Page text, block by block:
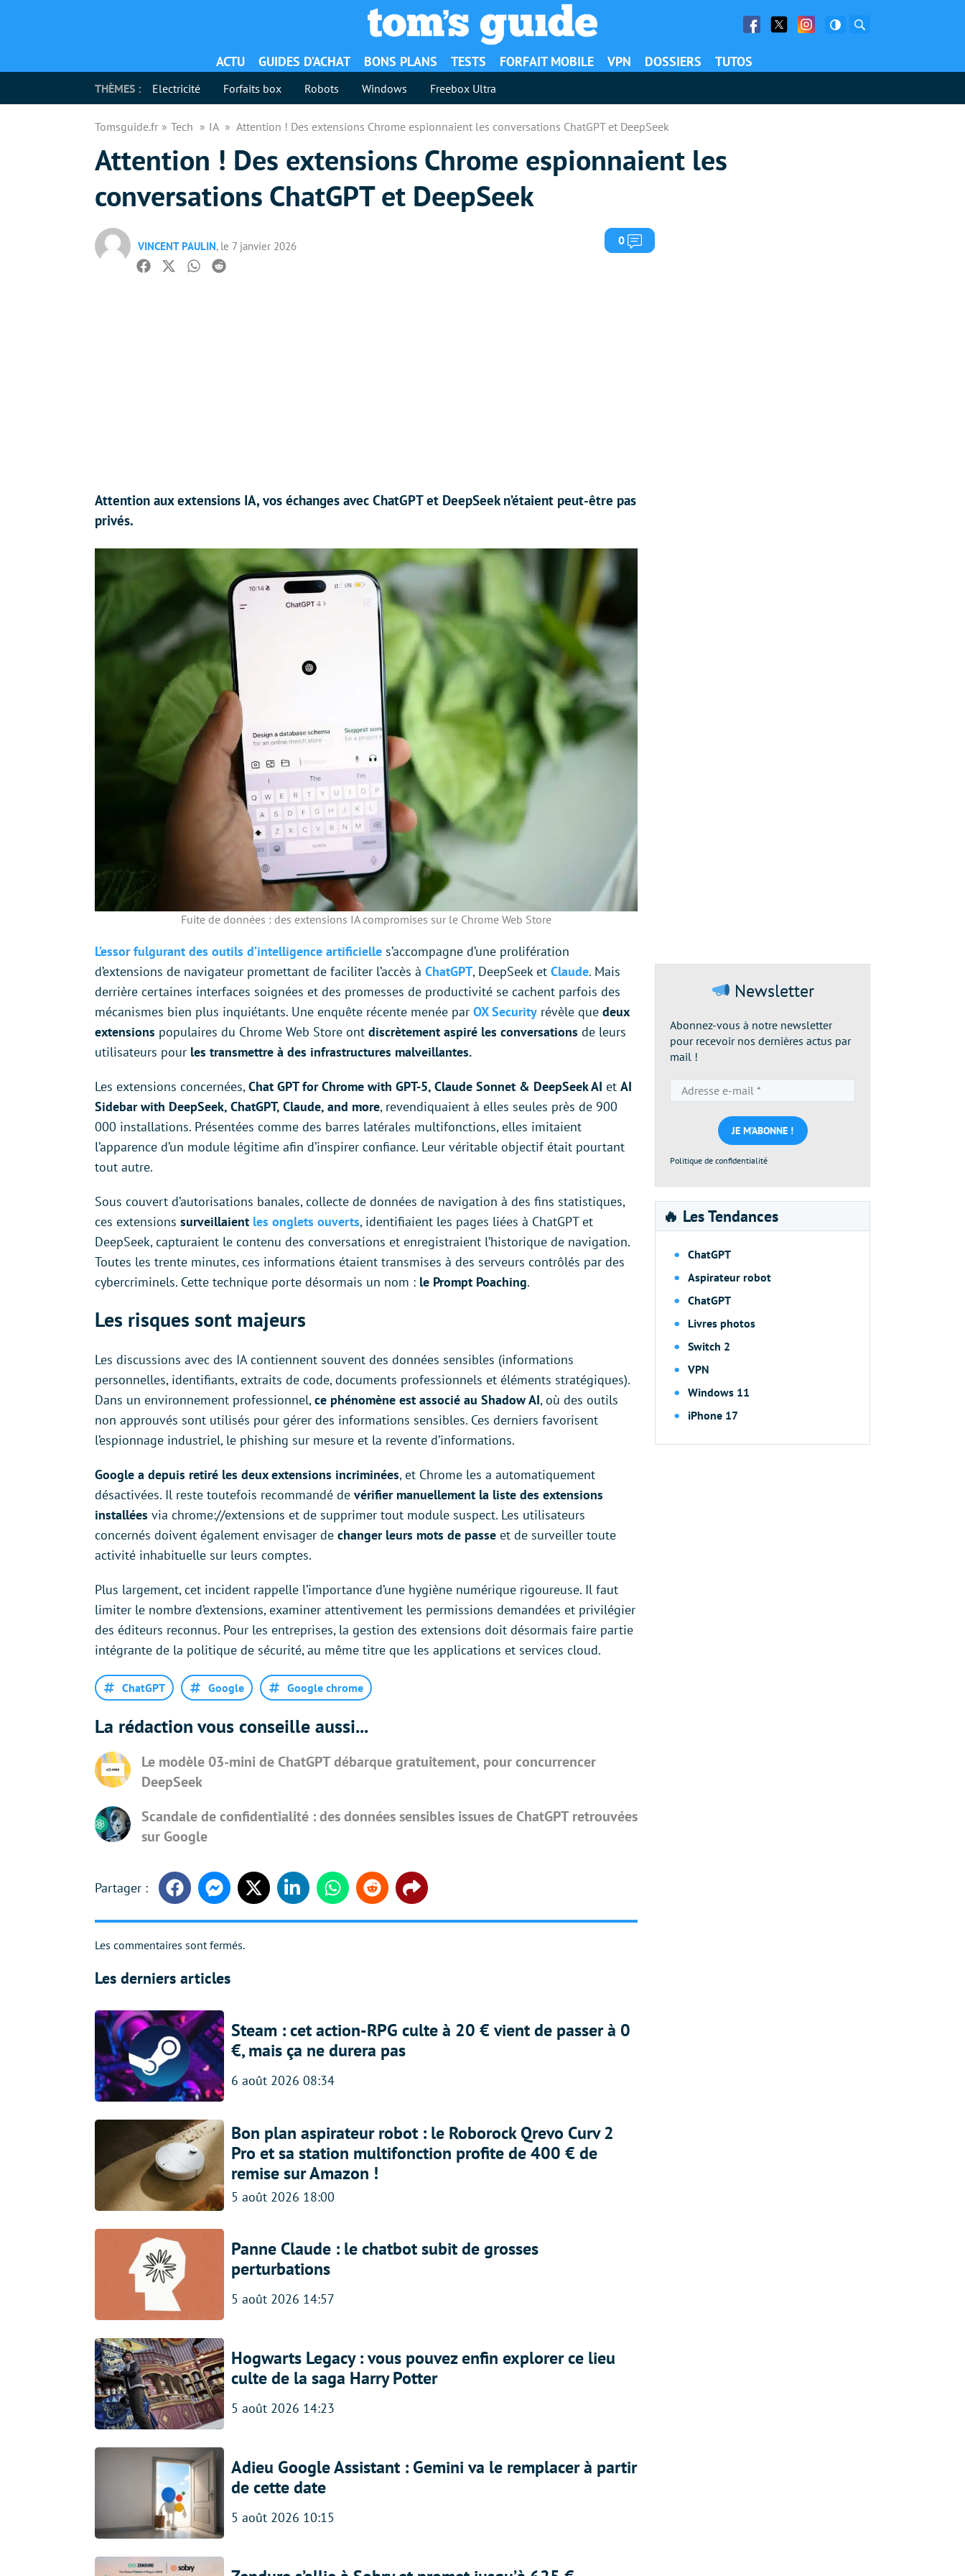
Facebook
Twitter Facebook
ACTU GUIDES D’ACHAT BONS PLANS TESTS FORFAIT MOBILE VPN DOSSIERS TUTOS
THÈMES : Electricité Forfaits box Robots Windows Freebox Ultra
Tomsguide.fr Tech IA Attention ! Des extensions Chrome espionnaient les conversations ChatGPT et DeepSeek
Attention ! Des extensions Chrome espionnaient les
conversations ChatGPT et DeepSeek
VINCENT PAULIN, le 7 janvier 2026 0 Commentaires
Facebook
TwitterWhatsapp
Reddit
Attention aux extensions IA, vos échanges avec ChatGPT et DeepSeek n’étaient peut-être pas
privés.
Fuite de données : des extensions IA compromises sur le Chrome Web Store
L’essor fulgurant des outils d’intelligence artificielle s’accompagne d’une prolifération
d’extensions de navigateur promettant de faciliter l’accès à ChatGPT, DeepSeek et Claude. Mais
derrière certaines interfaces soignées et des promesses de productivité se cachent parfois des
mécanismes bien plus inquiétants. Une enquête récente menée par OX Security révèle que deux
extensions populaires du Chrome Web Store ont discrètement aspiré les conversations de leurs
utilisateurs pour les transmettre à des infrastructures malveillantes.
Les extensions concernées,Chat GPT for Chrome with GPT-5, Claude Sonnet & DeepSeek AI et AI
Sidebar with DeepSeek, ChatGPT, Claude, and more, revendiquaient à elles seules près de 900
000 installations. Présentées comme des barres latérales multifonctions, elles imitaient
l’apparence d’un module légitime afin d’inspirer confiance. Leur véritable objectif était pourtant
tout autre.
Sous couvert d’autorisations banales, collecte de données de navigation à des fins statistiques,
ces extensions surveillaient les onglets ouverts, identifiaient les pages liées à ChatGPT et
DeepSeek, capturaient le contenu des conversations et enregistraient l’historique de navigation.
Toutes les trente minutes, ces informations étaient transmises à des serveurs contrôlés par des
cybercriminels. Cette technique porte désormais un nom : le Prompt Poaching.
Les risques sont majeurs
Les discussions avec des IA contiennent souvent des données sensibles (informations
personnelles, identifiants, extraits de code, documents professionnels et éléments stratégiques).
Dans un environnement professionnel,ce phénomène est associé au Shadow AI, où des outils
non approuvés sont utilisés pour gérer des informations sensibles. Ces derniers favorisent
l’espionnage industriel, le phishing sur mesure et la revente d’informations.
Google a depuis retiré les deux extensions incriminées, et Chrome les a automatiquement
désactivées. Il reste toutefois recommandé de vérifier manuellement la liste des extensions
installées via chrome://extensions et de supprimer tout module suspect. Les utilisateurs
concernés doivent également envisager de changer leurs mots de passe et de surveiller toute
activité inhabituelle sur leurs comptes.
Plus largement, cet incident rappelle l’importance d’une hygiène numérique rigoureuse. Il faut
limiter le nombre d’extensions, examiner attentivement les permissions demandées et privilégier
des éditeurs reconnus. Pour les entreprises, la gestion des extensions doit désormais faire partie
intégrante de la politique de sécurité, au même titre que les applications et services cloud.
ChatGPT Google Google chrome
La rédaction vous conseille aussi...
Le modèle 03-mini de ChatGPT débarque gratuitement, pour concurrencer
DeepSeek
Scandale de confidentialité : des données sensibles issues de ChatGPT retrouvées
sur Google
FacebookMessengerTwitter LinkedinWhatsappReddit Share
Les commentaires sont fermés.
Les derniers articles
Steam : cet action-RPG culte à 20 € vient de passer à 0
€, mais ça ne durera pas
6 août 2026 08:34
Bon plan aspirateur robot : le Roborock Qrevo Curv 2
Pro et sa station multifonction profite de 400 € de
remise sur Amazon !
5 août 2026 18:00
Panne Claude : le chatbot subit de grosses
perturbations
5 août 2026 14:57
Hogwarts Legacy : vous pouvez enfin explorer ce lieu
culte de la saga Harry Potter
5 août 2026 14:23
Adieu Google Assistant : Gemini va le remplacer à partir
de cette date
5 août 2026 10:15
Newsletter
Abonnez-vous à notre newsletter
pour recevoir nos dernières actus par
mail !
e-
mail
*
Politique de confidentialité
🔥 Les Tendances
ChatGPT
Aspirateur robot
ChatGPT
Livres photos
Switch 2
VPN
Windows 11
iPhone 17